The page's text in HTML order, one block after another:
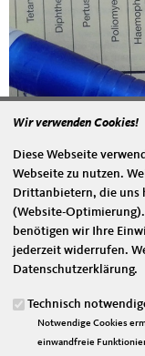
07.05.2019
PRESSEMITTEILUNG
Marian Wendt: „Wir
NORDSACHSEN /
Impf-Pflicht äußert der
Marian Wendt:
Wir verwenden Cookies!
Diese Webseite
Webseite zu nutzen.
Drittanbietern, die uns
(Website-
benötigen wir Ihre
jederzeit widerrufen.
Datenschutzerklärung.
Technisch
Notwendige Cookies
einwandfreie